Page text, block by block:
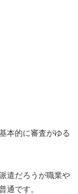
本的に審査がゆる
遣だろうが職業や
通です。